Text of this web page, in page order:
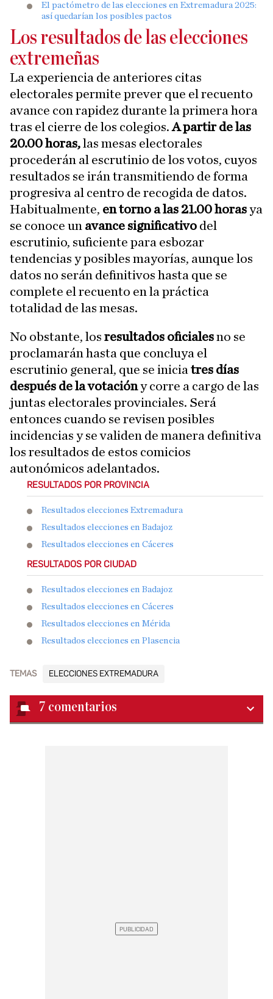
El pactómetro de las elecciones en Extremadura 2025:
así quedarían los posibles pactos
Los resultados de las elecciones
extremeñas
La experiencia de anteriores citas
electorales permite prever que el recuento
avance con rapidez durante la primera hora
tras el cierre de los colegios.A partir de las
20.00 horas,las mesas electorales
procederán al escrutinio de los votos, cuyos
resultados se irán transmitiendo de forma
progresiva al centro de recogida de datos.
Habitualmente, en torno a las 21.00 horasya
se conoce un avance significativo del
escrutinio, suficiente para esbozar
tendencias y posibles mayorías, aunque los
datos no serán definitivos hasta que se
complete el recuento en la práctica
totalidad de las mesas.
No obstante, los resultados oficialesno se
proclamarán hasta que concluya el
escrutinio general, que se inicia tres días
después de la votacióny corre a cargo de las
juntas electorales provinciales. Será
entonces cuando se revisen posibles
incidencias y se validen de manera definitiva
los resultados de estos comicios
autonómicos adelantados.
RESULTADOS POR PROVINCIA
Resultados elecciones Extremadura
Resultados elecciones en Badajoz
Resultados elecciones en Cáceres
RESULTADOS POR CIUDAD
Resultados elecciones en Badajoz
Resultados elecciones en Cáceres
Resultados elecciones en Mérida
Resultados elecciones en Plasencia
TEMAS ELECCIONES EXTREMADURA
7 comentarios